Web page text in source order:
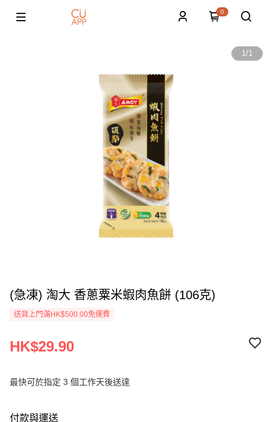
0
1/1
(急凍) 淘大 香蔥粟米蝦肉魚餅 (106克)
送貨上門滿HK$500.00免運費
HK$29.90
最快可於指定 3 個工作天後送達
付款與運送